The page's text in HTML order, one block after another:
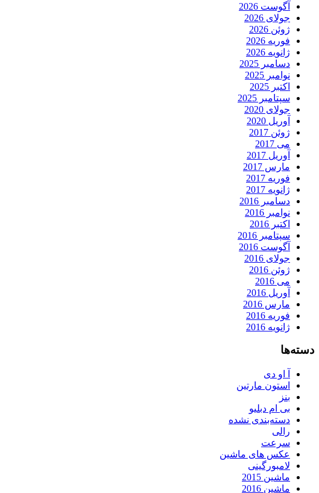
آگوست 2026
جولای 2026
ژوئن 2026
فوریه 2026
ژانویه 2026
دسامبر 2025
نوامبر 2025
اکتبر 2025
سپتامبر 2025
جولای 2020
آوریل 2020
ژوئن 2017
می 2017
آوریل 2017
مارس 2017
فوریه 2017
ژانویه 2017
دسامبر 2016
نوامبر 2016
اکتبر 2016
سپتامبر 2016
آگوست 2016
جولای 2016
ژوئن 2016
می 2016
آوریل 2016
مارس 2016
فوریه 2016
ژانویه 2016
دسته‌ها
آ او دی
استون مارتین
بنز
بی ام دبلیو
دسته‌بندی نشده
رالی
سرعت
عکس های ماشین
لامبورگینی
ماشین 2015
ماشین 2016